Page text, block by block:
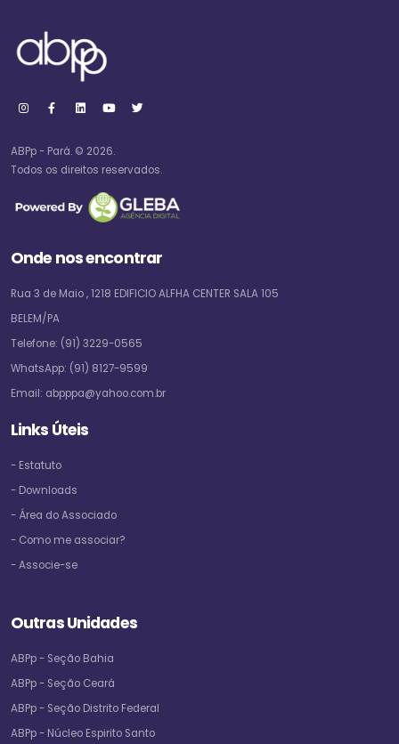
ABPp - Pará. © 2026.
Todos os direitos reservados.
Onde nos encontrar
Rua 3 de Maio , 1218 EDIFICIO ALFHA CENTER SALA 105
BELEM/PA
Telefone: (91) 3229-0565
WhatsApp: (91) 8127-9599
Email: abpppa@yahoo.com.br
Links Úteis
- Estatuto
- Downloads
- Área do Associado
- Como me associar?
- Associe-se
Outras Unidades
ABPp - Seção Bahia
ABPp - Seção Ceará
ABPp - Seção Distrito Federal
ABPp - Núcleo Espirito Santo